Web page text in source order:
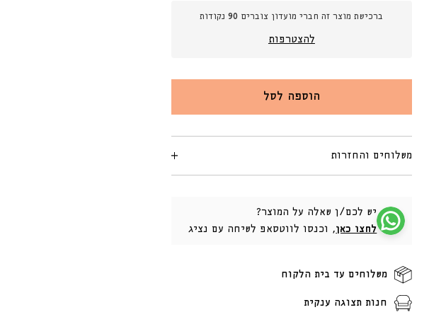
קונסולה
קונסולה
ברכישת מוצר זה חברי מועדון צוברים 90נקודות
להצטרפות
הוספה לסל
משלוחים והחזרות
יש לכם/ן שאלה על המוצר?
לחצו כאן, וכנסו לווטסאפ לשיחה עם נציג
משלוחים עד בית הלקוח
חנות תצוגה ענקית